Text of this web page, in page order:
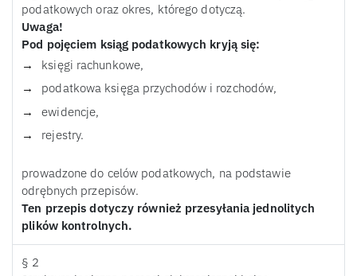
podatkowych oraz okres, którego dotyczą.
Uwaga!
Pod pojęciem ksiąg podatkowych kryją się:
księgi rachunkowe,
podatkowa księga przychodów i rozchodów,
ewidencje,
rejestry.
prowadzone do celów podatkowych, na podstawie
odrębnych przepisów.
Ten przepis dotyczy również przesyłania jednolitych
plików kontrolnych.
§ 2